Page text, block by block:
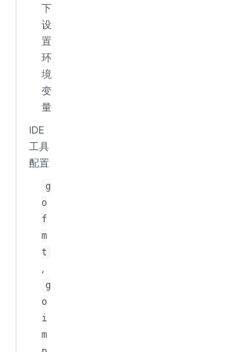
下
设
置
环
境
变
量
IDE
工具
配置
g
o
f
m
t
,
g
o
i
m